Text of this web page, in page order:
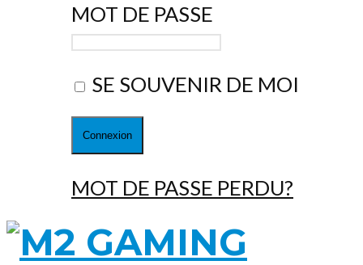
MOT DE PASSE
SE SOUVENIR DE MOI
MOT DE PASSE PERDU?